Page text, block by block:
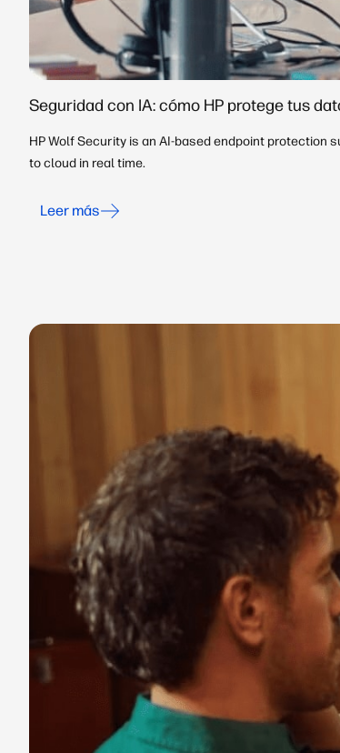
Seguridad con IA: cómo HP protege tus
HP Wolf Security is an AI-based endpoint protection
to cloud in real time.
Leer más